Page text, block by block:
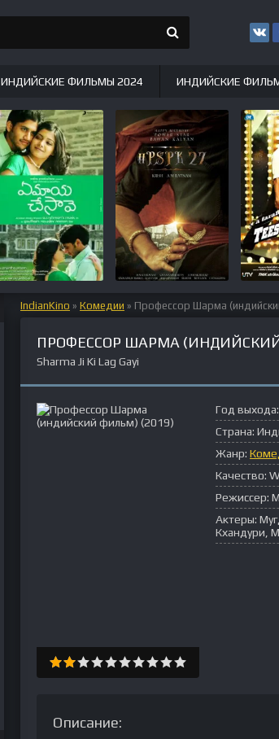
IndianKino » Комедии » Профессор Шарма
ПРОФЕССОР ШАРМА
Sharma Ji Ki Lag Gayi
Год выхода:
Страна:
Жанр:
Качество:
Режиссер:
Актеры:
Кхандури,
Описание:
ИНДИЙСКИЕ ФИЛЬМЫ 2024 ИНДИЙСКИЕ